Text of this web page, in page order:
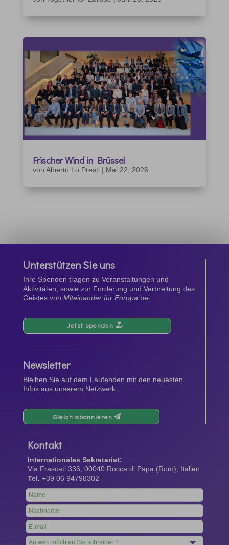
Frischer Wind in Brüssel
von Alberto Lo Presti | Mai 22, 2026
Unterstützen Sie uns
Ihre Spenden tragen zu Veranstaltungen und
Aktivitäten, sowie zur Förderung und Verbreitung des
Geistes von Miteinander für Europa bei.
Jetzt spenden
Newsletter
Bleiben Sie auf dem Laufenden mit den neuesten
Infos aus unserem Netzwerk.
Gleich abonnieren
Kontakt
Internationales Sekretariat:
Via Frascati 336, 00040 Rocca di Papa (Rom), Italien
Tel. +39 06 94798302
Leave
this
field
blank